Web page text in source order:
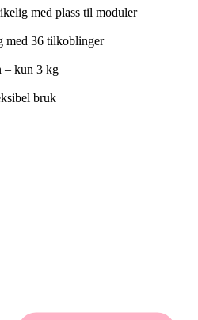
med plass til moduler
med 36 tilkoblinger
– kun 3 kg
bruk